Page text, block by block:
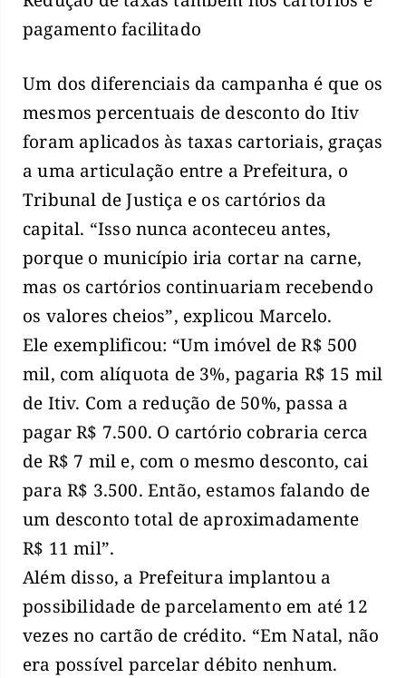
pagamento facilitado
Um dos diferenciais da campanha é que os
mesmos percentuais de desconto do Itiv
foram aplicados às taxas cartoriais, graças
a uma articulação entre a Prefeitura, o
Tribunal de Justiça e os cartórios da
capital. “Isso nunca aconteceu antes,
porque o município iria cortar na carne,
mas os cartórios continuariam recebendo
os valores cheios”, explicou Marcelo.
Ele exemplificou: “Um imóvel de R$ 500
mil, com alíquota de 3%, pagaria R$ 15 mil
de Itiv. Com a redução de 50%, passa a
pagar R$ 7.500. O cartório cobraria cerca
de R$ 7 mil e, com o mesmo desconto, cai
para R$ 3.500. Então, estamos falando de
um desconto total de aproximadamente
R$ 11 mil”.
Além disso, a Prefeitura implantou a
possibilidade de parcelamento em até 12
vezes no cartão de crédito. “Em Natal, não
era possível parcelar débito nenhum.